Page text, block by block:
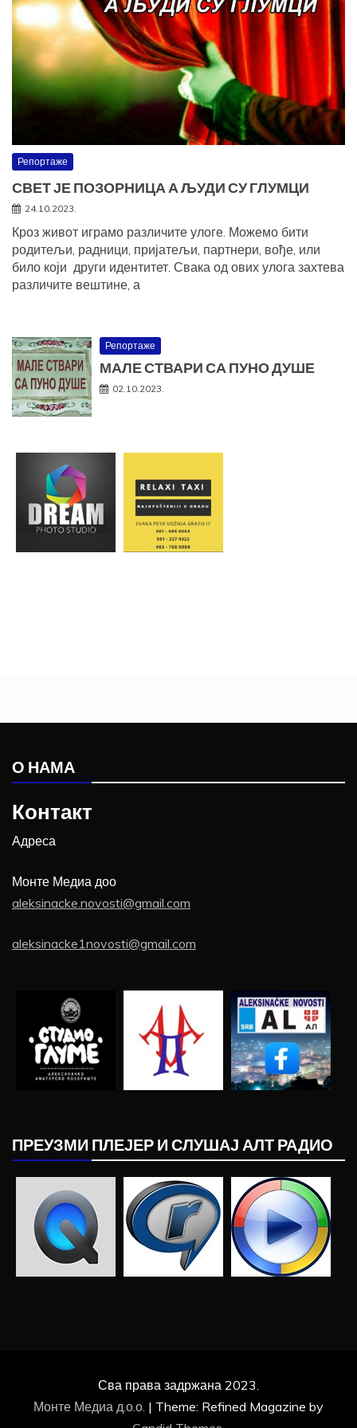
Репортаже
СВЕТ ЈЕ ПОЗОРНИЦА А ЉУДИ СУ ГЛУМЦИ
24.10.2023.
Кроз живот играмо различите улоге. Можемо бити
родитељи, радници, пријатељи, партнери, вође, или
било који други идентитет. Свака од ових улога захтева
различите вештине, а
Репортаже
МАЛЕ СТВАРИ СА ПУНО ДУШЕ
02.10.2023.
О НАМА
Контакт
Адреса
Монте Медиа доо
aleksinacke.novosti@gmail.com
aleksinacke1novosti@gmail.com
ПРЕУЗМИ ПЛЕЈЕР И СЛУШАЈ АЛТ РАДИО
Сва права задржана 2023.
Монте Медиа д.о.о. | Theme: Refined Magazine by